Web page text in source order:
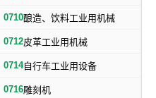
0710酿造、饮料工业用机械
0712皮革工业用机械
0714自行车工业用设备
0716雕刻机